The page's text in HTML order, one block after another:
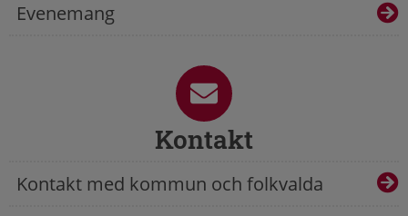
Evenemang
Kontakt
Kontakt med kommun och folkvalda